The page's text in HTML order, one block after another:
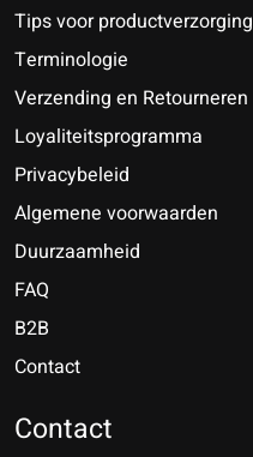
Tips voor productverzorging
Terminologie
Verzending en Retourneren
Loyaliteitsprogramma
Privacybeleid
Algemene voorwaarden
Duurzaamheid
FAQ
B2B
Contact
Contact